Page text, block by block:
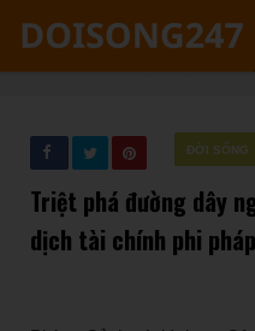
ĐỜI SỐNG
Triệt phá đường dây
dịch tài chính phi pháp